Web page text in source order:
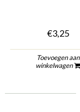
€3,25
Toevoegen aan
winkelwagen